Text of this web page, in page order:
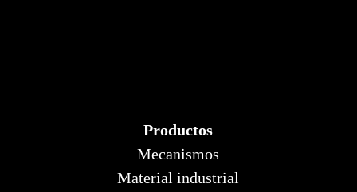
Productos
Mecanismos
Material industrial